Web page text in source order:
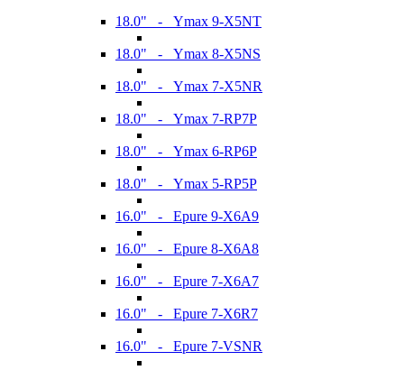
18.0" - Ymax 9-X5NT
18.0" - Ymax 8-X5NS
18.0" - Ymax 7-X5NR
18.0" - Ymax 7-RP7P
18.0" - Ymax 6-RP6P
18.0" - Ymax 5-RP5P
16.0" - Epure 9-X6A9
16.0" - Epure 8-X6A8
16.0" - Epure 7-X6A7
16.0" - Epure 7-X6R7
16.0" - Epure 7-VSNR